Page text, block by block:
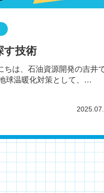
す技術
ちは、石油資源開発の吉井
球温暖化対策として、
です。